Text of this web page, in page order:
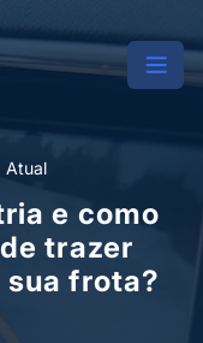
Atual
e como
trazer
sua frota?